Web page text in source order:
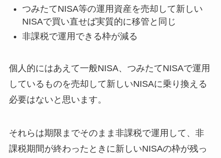
つみたてNISA等の運用資産を売却して新しい
NISAで買い直せば実質的に移管と同じ
非課税で運用できる枠が減る
個人的にはあえて一般NISA、つみたてNISAで運用
しているものを売却して新しいNISAに乗り換える
必要はないと思います。
それらは期限までそのまま非課税で運用して、非
課税期間が終わったときに新しいNISAの枠が残っ